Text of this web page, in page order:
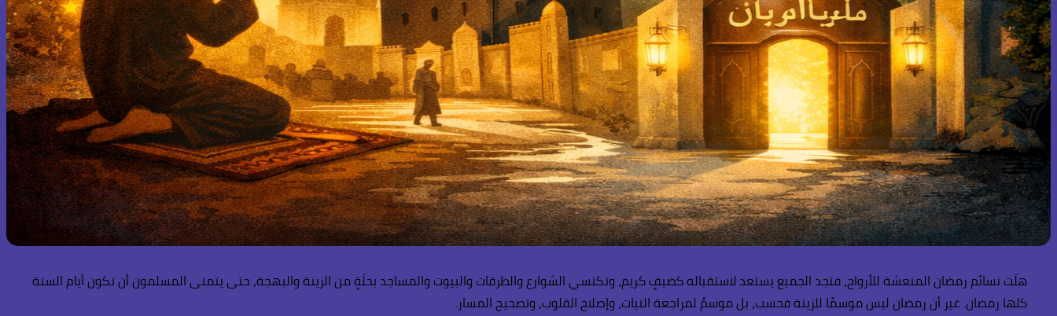
هلّت نسائم رمضان المنعشة للأرواح، فتجد الجميع يستعد لاستقباله كضيفٍ كريم، وتكتسي الشوارع والطرقات والبيوت والمساجد بحلّةٍ من الزينة والبهجة، حتى يتمنى المسلمون أن تكون أيام السنة
كلها رمضان. غير أن رمضان ليس موسمًا للزينة فحسب، بل موسمٌ لمراجعة النيات، وإصلاح القلوب، وتصحيح المسار.